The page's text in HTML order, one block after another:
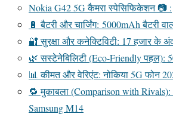
Nokia G42 5G कैमरा स्पेसिफिकेशन 📷 :
🔋 बैटरी और चार्जिंग: 5000mAh बैटरी
🔐 सुरक्षा और कनेक्टिविटी: 17 हजार के
🌿 सस्टेनेबिलिटी (Eco-Friendly पहल):
📊 कीमत और वेरिएंट: नोकिया 5G फोन
🔁 मुकाबला (Comparison with
Samsung M14